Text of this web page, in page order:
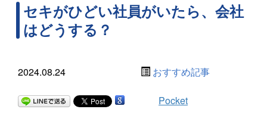
セキがひどい社員がいたら、会社
はどうする？
2024.08.24 おすすめ記事
Pocket